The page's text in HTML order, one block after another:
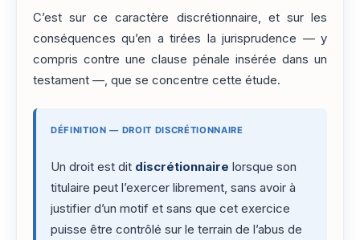
C’est sur ce caractère discrétionnaire, et sur les
conséquences qu’en a tirées la jurisprudence — y
compris contre une clause pénale insérée dans un
testament —, que se concentre cette étude.
DÉFINITION — DROIT DISCRÉTIONNAIRE
Un droit est dit discrétionnaire lorsque son
titulaire peut l’exercer librement, sans avoir à
justifier d’un motif et sans que cet exercice
puisse être contrôlé sur le terrain de l’abus de